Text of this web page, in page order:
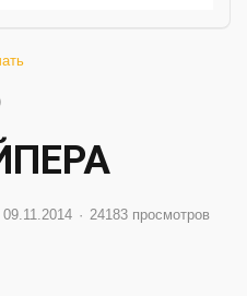
09.11.2014
24183 просмотров